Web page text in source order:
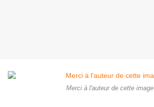
Merci à l'auteur de cette image